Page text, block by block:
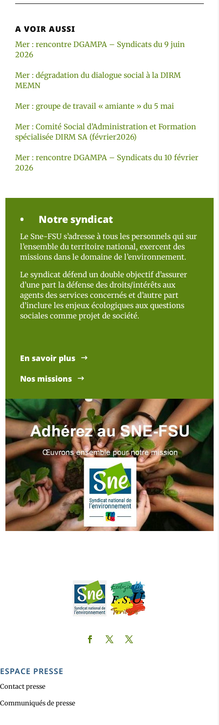
A VOIR AUSSI
Mer : rencontre DGAMPA – Syndicats du 9 juin
2026
Mer : dégradation du dialogue social à la DIRM
MEMN
Mer : groupe de travail « amiante » du 5 mai
Mer : Comité Social d’Administration et Formation
spécialisée DIRM SA (février2026)
Mer : rencontre DGAMPA – Syndicats du 10 février
2026
Notre syndicat
Le Sne-FSU s’adresse à tous les personnels qui sur
l’ensemble du territoire national, exercent des
missions dans le domaine de l’environnement.
Le syndicat défend un double objectif d’assurer
d’une part la défense des droits/intérêts aux
agents des services concernés et d’autre part
d’inclure les enjeux écologiques aux questions
sociales comme projet de société.
En savoir plus
Nos missions
ESPACE PRESSE
Contact presse
Communiqués de presse